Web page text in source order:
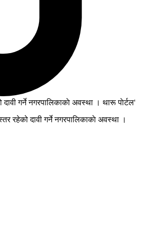
दावी गर्ने नगरपालिकाकाे अवस्था । थारू पाेर्टल'
रहेको दावी गर्ने नगरपालिकाकाे अवस्था ।